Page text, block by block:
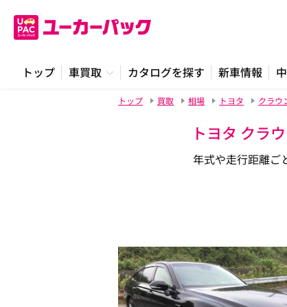
トップ 車買取 カタログを探す 新車情報
トップ 買取 相場 トヨタ クラ
トヨタ クラ
年式や走行距離